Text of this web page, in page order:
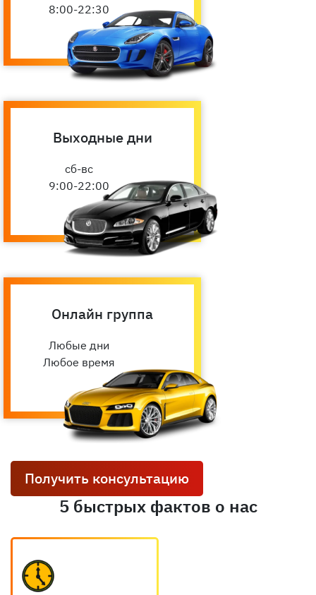
8:00-22:30
Выходные дни
сб-вс
9:00-22:00
Онлайн группа
Любые дни
Любое время
Получить консультацию
5 быстрых фактов о нас